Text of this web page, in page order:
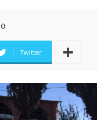
0
Twitter